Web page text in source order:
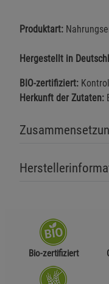
Produktart:
Hergestellt in
BIO-zertifiziert:
Herkunft der Zutaten:
Bio-zertifiziert